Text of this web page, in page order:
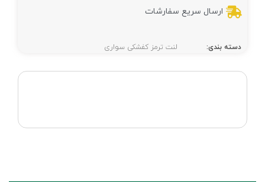
ارسال سریع سفارشات
دسته بندی: لنت ترمز کفشکی سواری